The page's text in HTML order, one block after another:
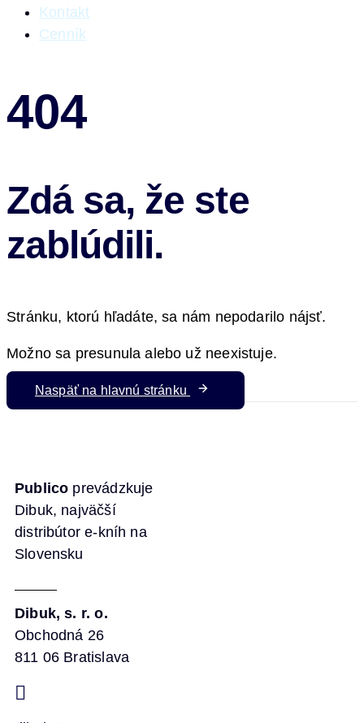
Kontakt
Cenník
404
Zdá sa, že ste
zablúdili.
Stránku, ktorú hľadáte, sa nám nepodarilo nájsť.
Možno sa presunula alebo už neexistuje.
Naspäť na hlavnú stránku
Publico prevádzkuje
Dibuk, najväčší
distribútor e-kníh na
Slovensku
Dibuk, s. r. o.
Obchodná 26
811 06 Bratislava